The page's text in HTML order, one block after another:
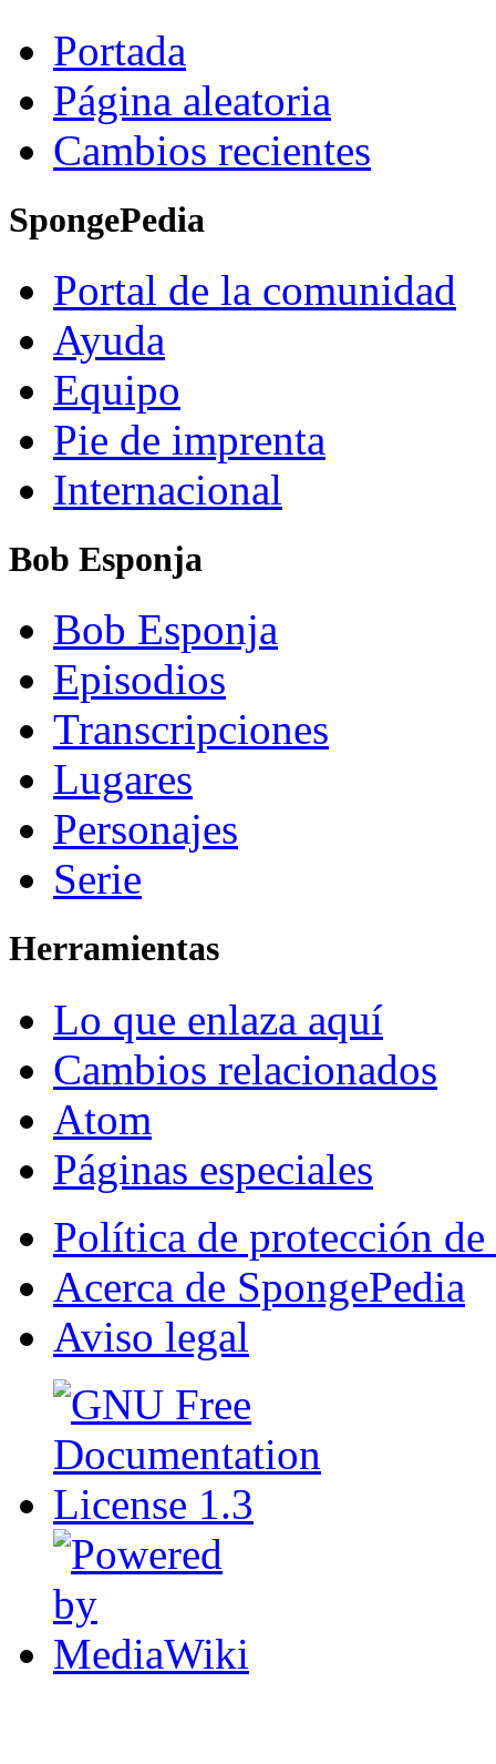
Portada
Página aleatoria
Cambios recientes
SpongePedia
Portal de la comunidad
Ayuda
Equipo
Pie de imprenta
Internacional
Bob Esponja
Bob Esponja
Episodios
Transcripciones
Lugares
Personajes
Serie
Herramientas
Lo que enlaza aquí
Cambios relacionados
Atom
Páginas especiales
Política de protección de
Acerca de SpongePedia
Aviso legal